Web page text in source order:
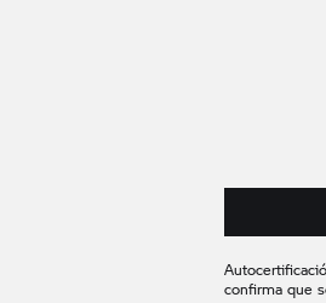
confirma que